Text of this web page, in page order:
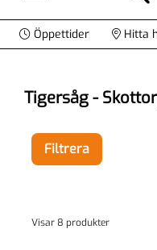
Öppettider Hitta
Tigersåg -
Filtrera
Visar 8 produkter